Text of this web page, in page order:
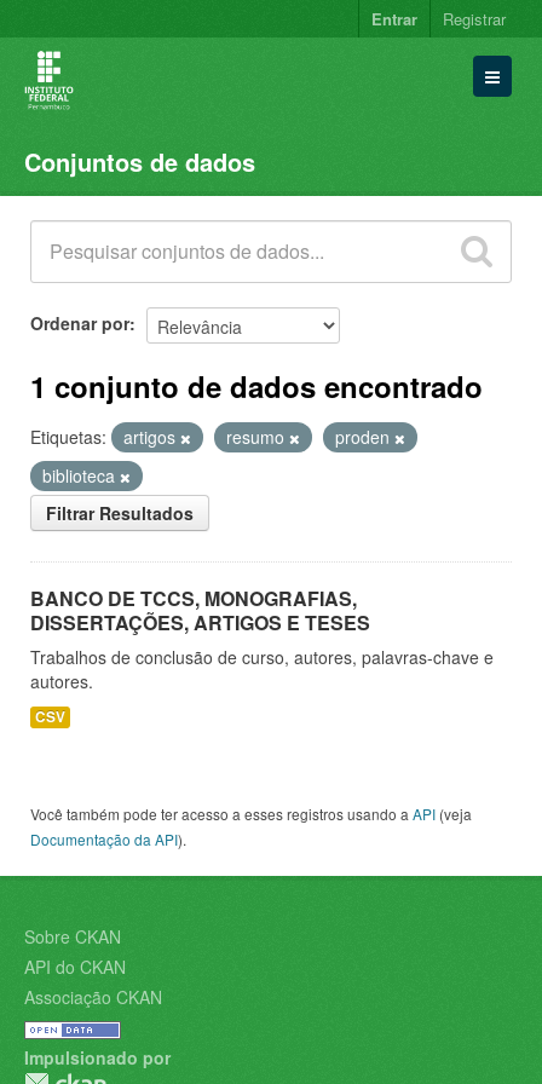
Entrar Registrar
Conjuntos de dados
Organizações
Grupos
Sobre
Conjuntos de dados
Ordenar por
1 conjunto de dados encontrado
Etiquetas: artigos resumo
proden
biblioteca
Filtrar Resultados
BANCO DE TCCS, MONOGRAFIAS,
DISSERTAÇÕES, ARTIGOS E TESES
Trabalhos de conclusão de curso, autores, palavras-chave e
autores.
CSV
Você também pode ter acesso a esses registros usando a API (veja
Documentação da API).
Sobre CKAN
API do CKAN
Associação CKAN
Impulsionado por